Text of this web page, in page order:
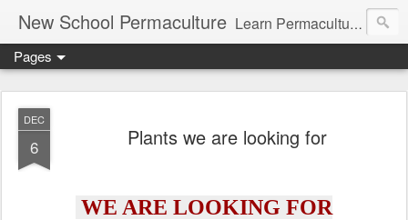
New School Permaculture Learn Permaculture Design Courses in Europe with Helder Valente, one of the original students of Bill Mollison the creator of Permaculture Design.
Pages
DEC
6 Plants we are looking for
WE ARE LOOKING FOR